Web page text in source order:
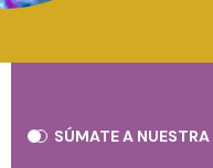
SÚMATE A